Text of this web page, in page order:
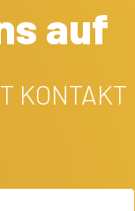
auf
KONTAKT